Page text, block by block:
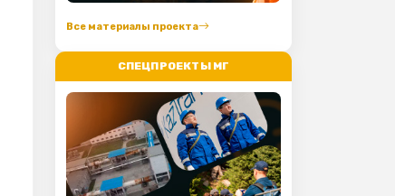
Все материалы проекта
СПЕЦПРОЕКТЫ МГ